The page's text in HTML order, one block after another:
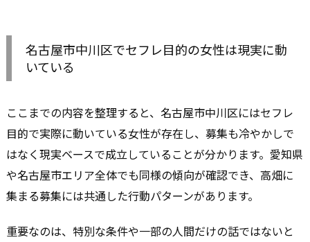
名古屋市中川区でセフレ目的の女性は現実に動
いている
ここまでの内容を整理すると、名古屋市中川区にはセフレ
目的で実際に動いている女性が存在し、募集も冷やかしで
はなく現実ベースで成立していることが分かります。愛知県
や名古屋市エリア全体でも同様の傾向が確認でき、高畑に
集まる募集には共通した行動パターンがあります。
重要なのは、特別な条件や一部の人間だけの話ではないと